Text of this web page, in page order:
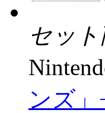
セッ
ンズ